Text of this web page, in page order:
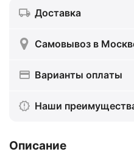
Доставка
Самовывоз в
Варианты оплаты
Наши
Описание